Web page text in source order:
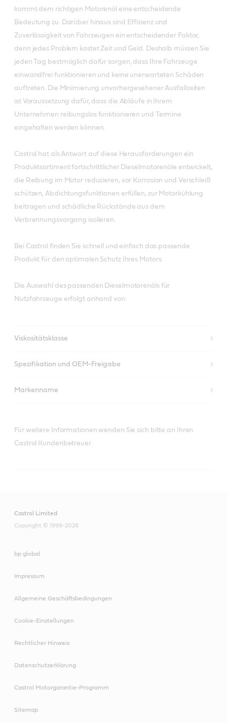
kommt dem richtigen Motorenöl eine entscheidende
Bedeutung zu. Darüber hinaus sind Effizienz und
Zuverlässigkeit von Fahrzeugen ein entscheidender Faktor,
denn jedes Problem kostet Zeit und Geld. Deshalb müssen Sie
jeden Tag bestmöglich dafür sorgen, dass Ihre Fahrzeuge
einwandfrei funktionieren und keine unerwarteten Schäden
auftreten. Die Minimierung unvorhergesehener Ausfallzeiten
ist Voraussetzung dafür, dass die Abläufe in Ihrem
Unternehmen reibungslos funktionieren und Termine
eingehalten werden können.
Castrol hat als Antwort auf diese Herausforderungen ein
Produktsortiment fortschrittlicher Dieselmotorenöle entwickelt,
die Reibung im Motor reduzieren, vor Korrosion und Verschleiß
schützen, Abdichtungsfunktionen erfüllen, zur Motorkühlung
beitragen und schädliche Rückstände aus dem
Verbrennungsvorgang isolieren.
Bei Castrol finden Sie schnell und einfach das passende
Produkt für den optimalen Schutz Ihres Motors.
Die Auswahl des passenden Dieselmotorenöls für
Nutzfahrzeuge erfolgt anhand von:
Viskositätsklasse
Spezifikation und OEM-Freigabe
Markenname
Für weitere Informationen wenden Sie sich bitte an Ihren
Castrol Kundenbetreuer.
Castrol Limited
Copyright © 1999-2026
bp global
Impressum
Allgemeine Geschäftsbedingungen
Cookie-Einstellungen
Rechtlicher Hinweis
Datenschutzerklärung
Castrol Motorgarantie-Programm
Sitemap